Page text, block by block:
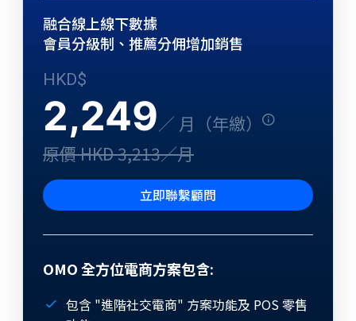
融合線上線下數據
會員分級制、推薦分佣增加銷售
HKD$
2,249／ 月（年繳）
原價 HKD 3,213／月
立即聯繫顧問
OMO 全方位電商方案包含:
包含 "進階社交電商" 方案功能及 POS 零售